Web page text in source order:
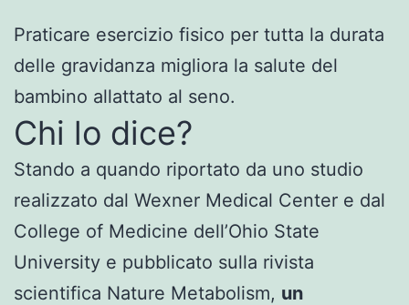
Praticare esercizio fisico per tutta la durata
delle gravidanza migliora la salute del
bambino allattato al seno.
Chi lo dice?
Stando a quando riportato da uno studio
realizzato dal Wexner Medical Center e dal
College of Medicine dell’Ohio State
University e pubblicato sulla rivista
scientifica Nature Metabolism, un